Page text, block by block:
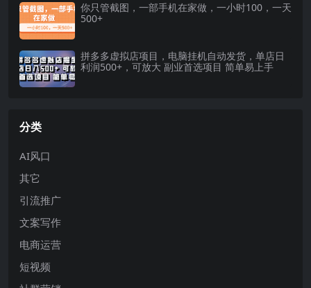
你只管截图，一部手机在家做，一小时100，一天
500+
拼多多虚拟店项目，电脑挂机自动发货，单店日
利润500+，可放大 副业首选项目 简单易上手
分类
AI风口
其它
引流推广
文案写作
电商运营
短视频